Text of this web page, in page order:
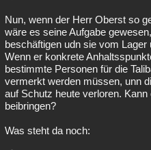
Nun, wenn der Herr Oberst so
wäre es seine Aufgabe
beschäftigen udn sie vom
Wenn er konkrete
bestimmte Personen für die
vermerkt werden müssen, unn
auf Schutz heute verloren.
beibringen?
Was steht da noch: